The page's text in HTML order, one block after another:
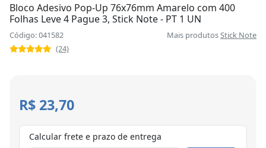
Bloco Adesivo Pop-Up 76x76mm Amarelo com 400
Folhas Leve 4 Pague 3, Stick Note - PT 1 UN
Código: 041582 Mais produtosStick Note
(24)
R$ 23,70
Calcular frete e prazo de entrega